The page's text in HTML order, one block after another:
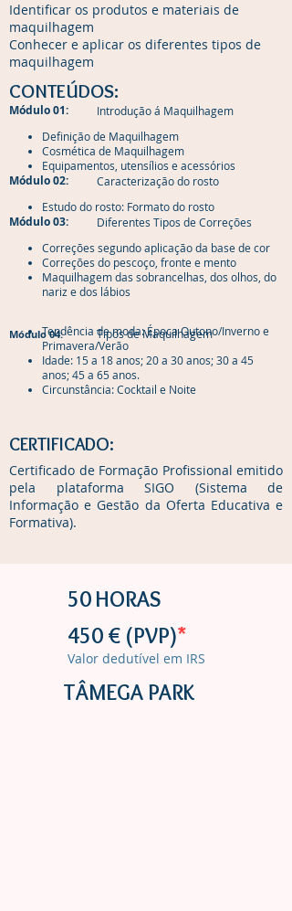
Identificar os produtos e materiais de
maquilhagem
Conhecer e aplicar os diferentes tipos de
maquilhagem
CONTEÚDOS:
Módulo 01: Introdução á Maquilhagem
Módulo 02: Caracterização do rosto
Módulo 03: Diferentes Tipos de Correções
Módulo 04: Tipos de Maquilhagem
CERTIFICADO:
Certificado de Formação Profissional emitido
pela plataforma SIGO (Sistema de
Informação e Gestão da Oferta Educativa e
Formativa).
Definição de Maquilhagem
Cosmética de Maquilhagem
Equipamentos, utensílios e acessórios
Estudo do rosto: Formato do rosto
Correções segundo aplicação da base de cor
Correções do pescoço, fronte e mento
Maquilhagem das sobrancelhas, dos olhos, do
nariz e dos lábios
Tendência de moda: Época Outono/Inverno e
Primavera/Verão
Idade: 15 a 18 anos; 20 a 30 anos; 30 a 45
anos; 45 a 65 anos.
Circunstância: Cocktail e Noite
50 HORAS
450 € (PVP)*
Valor dedutível em IRS
TÂMEGA PARK